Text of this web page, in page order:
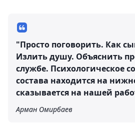
"Просто поговорить. Как
Излить душу. Объяснить
службе. Психологическое
состава находится на
сказывается на нашей
Арман Омирбаев